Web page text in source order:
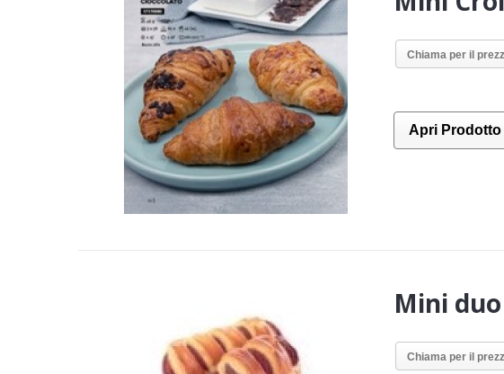
Chiama per il
Apri Prodotto
Mini
Chiama per il